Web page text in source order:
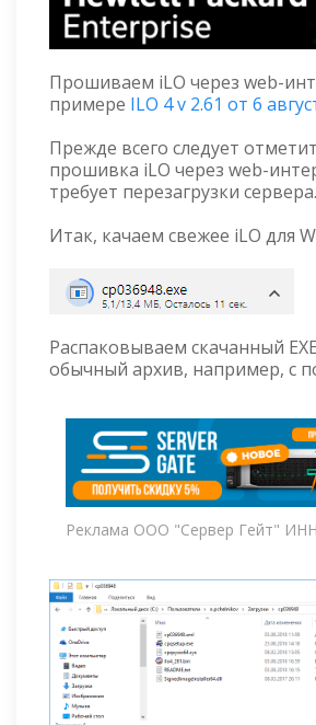
Прошиваем iLO через web-
примере ILO 4 v 2.61 от 6
Прежде всего следует
прошивка iLO через web-
требует перезагрузки сервера.
Итак, качаем свежее iLO для
Распаковываем скачанный
обычный архив, например, с
Реклама ООО "Сервер Гейт"